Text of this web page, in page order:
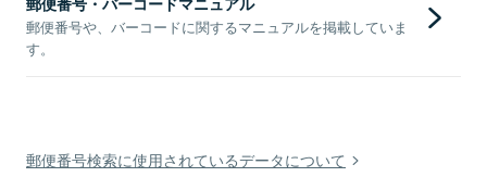
郵便番号や、バーコードに関するマニュアルを掲載していま
す。
郵便番号検索に使用されているデータについて